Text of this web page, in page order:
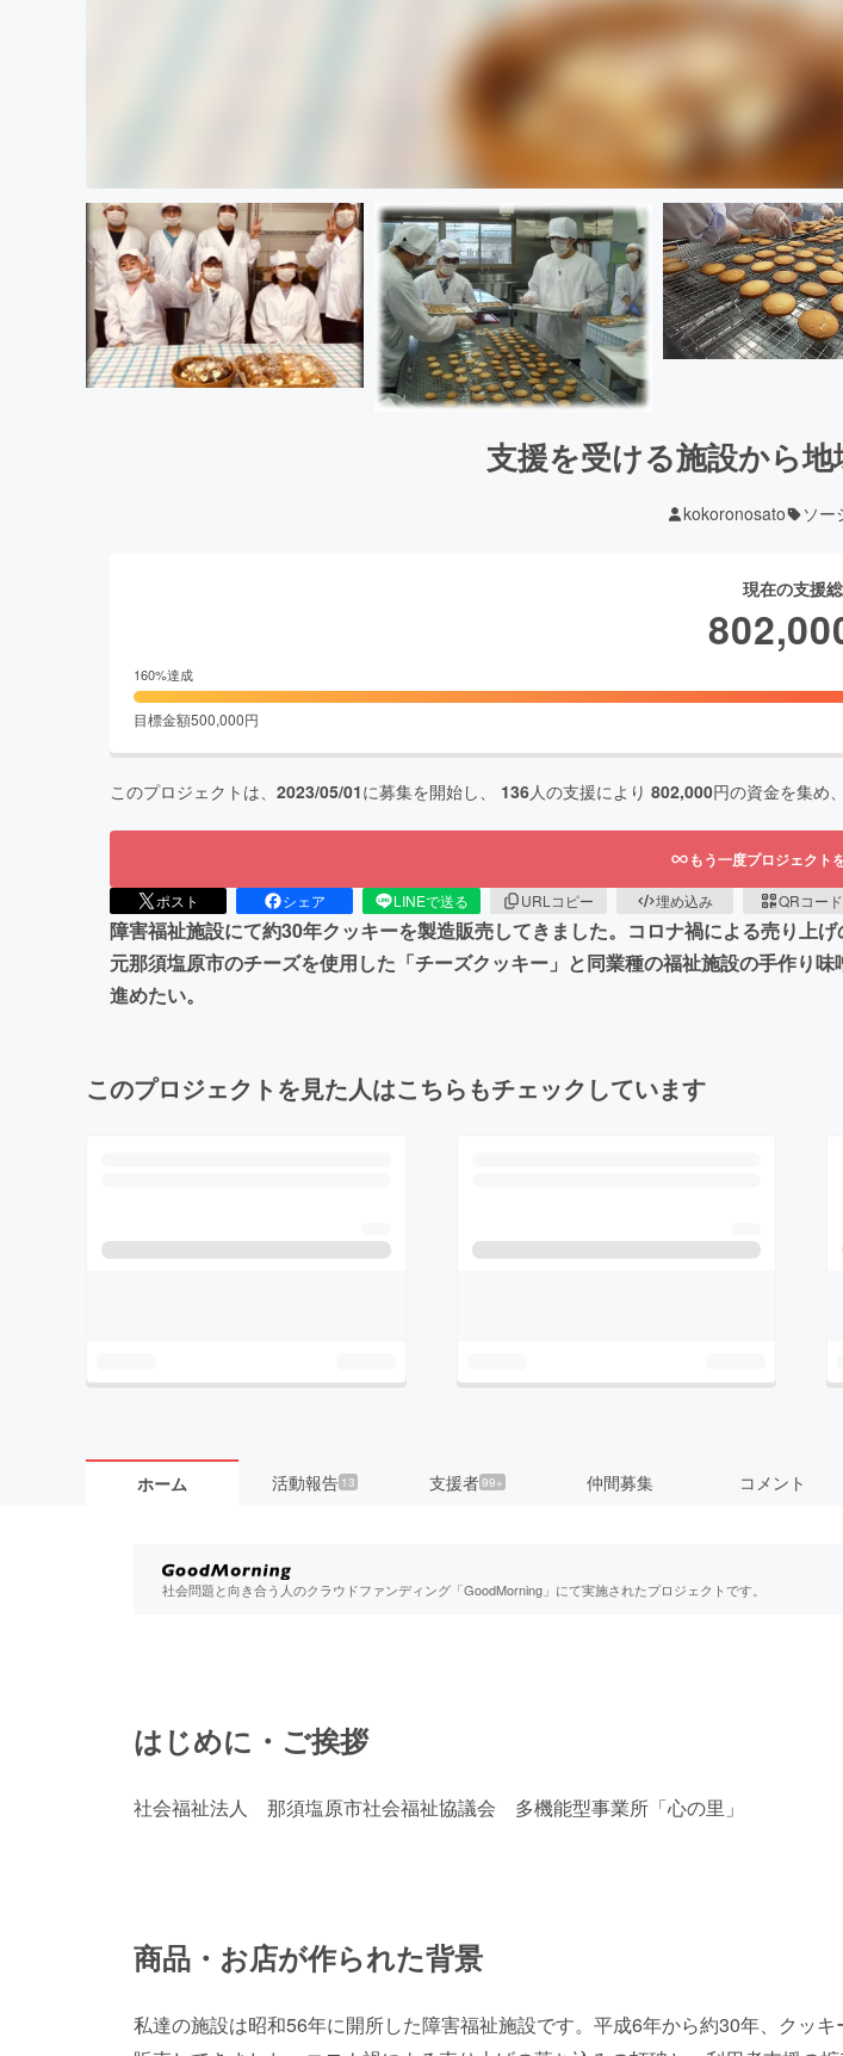
支援を受ける施設から
kokoronosato ソー
現在の支援
160%達成
目標金額500,000円
このプロジェクトは、 2023/05/01に募集を開始し、 136人の支援により 802,000円の資金を集め、
もう一度プロジェクト
ポスト シェア LINEで送る URLコピー 埋め込み QRコード
障害福祉施設にて約30年クッキーを製造販売してきました。コロナ禍による売り上
元那須塩原市のチーズを使用した「チーズクッキー」と同業種の福祉施設の手作り
進めたい。
このプロジェクトを見た人はこちらもチェックしています
ホーム 活動報告 13 支援者99+ 仲間募集 コメント
社会問題と向き合う人のクラウドファンディング「GoodMorning」にて実施されたプロジェクトです。
はじめに・ご挨拶
社会福祉法人 那須塩原市社会福祉協議会 多機能型事業所「心の里」
商品・お店が作られた背景
私達の施設は昭和56年に開所した障害福祉施設です。平成6年から約30年、クッキ